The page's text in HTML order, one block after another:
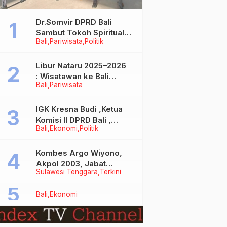
Bali Pariwisata Politik
Dr.Somvir DPRD Bali
Sambut Tokoh Spiritual
India Baba Bageshwar
Bali Pariwisata
Libur Nataru 2025–2026
: Wisatawan ke Bali
Meningkat, Isu Penurunan
Bali Ekonomi Politik
IGK Kresna Budi ,Ketua
Komisi II DPRD Bali ,
Angkat Bicara Soal
Bersubsidi Jenis Solar
Sulawesi Tenggara Terkini
Kombes Argo Wiyono,
Akpol 2003, Jabat
Dirlantas Polda Sultra
Bali Ekonomi